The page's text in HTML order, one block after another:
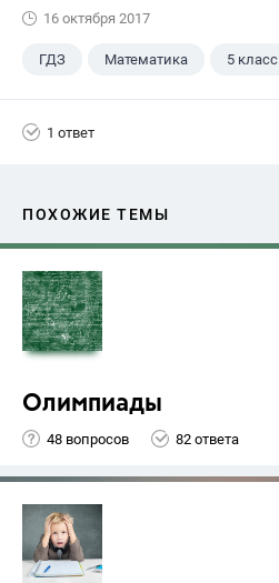
16 октября 2017
ГДЗ Математика 5 класс
1 ответ
ПОХОЖИЕ ТЕМЫ
Олимпиады
48 вопросов 82 ответа